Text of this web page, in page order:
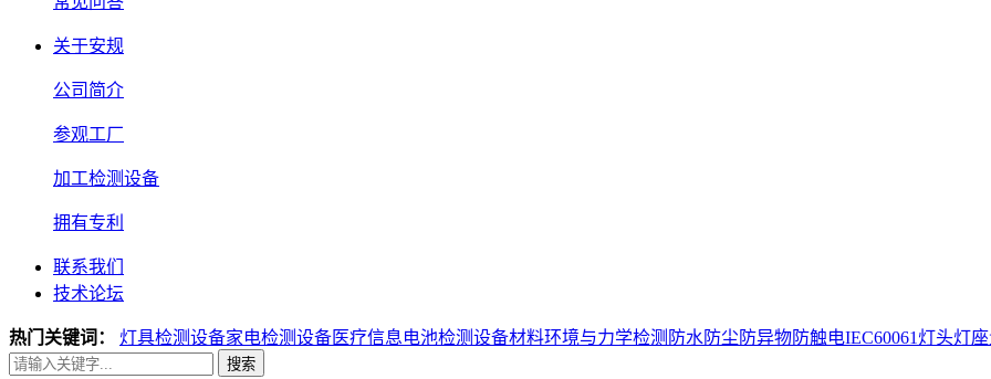
关于安规
公司简介
参观工厂
加工检测设备
拥有专利
联系我们
技术论坛
热门关键词： 灯具检测设备家电检测设备医疗信息电池检测设备材料环境与力学检测 防水防尘防异物防触电IEC60061灯头灯
搜索